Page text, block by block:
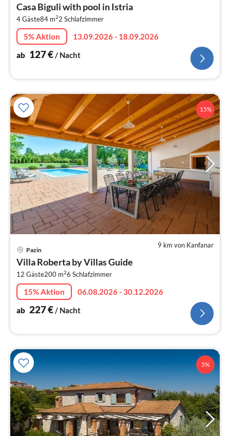
Casa Biguli with pool in Istria
4 Gäste84 m22 Schlafzimmer
5% Aktion
13.09.2026 - 18.09.2026
ab 127€/ Nacht
15%
9 km von Kanfanar
Pazin
Villa Roberta by Villas Guide
12 Gäste200 m26 Schlafzimmer
15% Aktion
06.08.2026 - 30.12.2026
ab 227€ / Nacht
5%